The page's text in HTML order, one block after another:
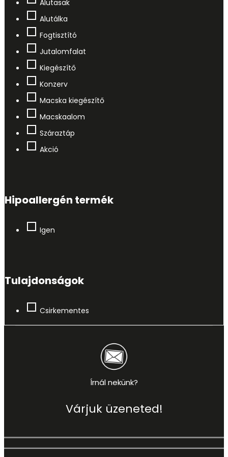
Alutasak
Alutálka
Fogtisztító
Jutalomfalat
Kiegészítő
Konzerv
Macska kiegészítő
Macskaalom
Száraztáp
Akció
Hipoallergén termék
Igen
Tulajdonságok
Csirkementes
Írnál nekünk?
Várjuk üzeneted!